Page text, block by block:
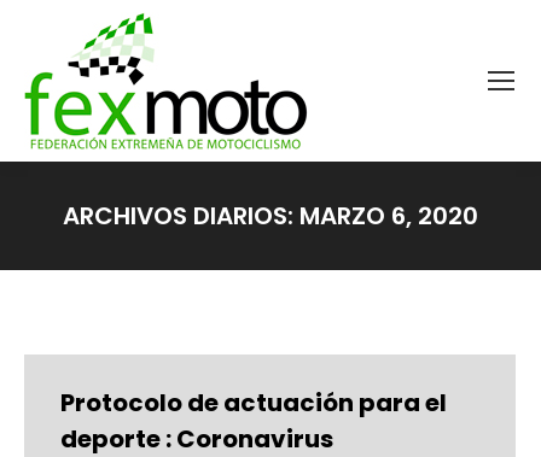
ARCHIVOS DIARIOS: MARZO 6, 2020
Protocolo de actuación para el
deporte : Coronavirus